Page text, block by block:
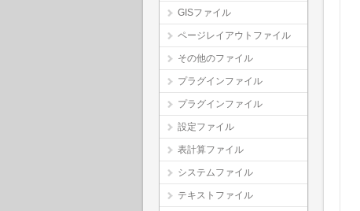
GISファイル
ページレイアウトファイル
その他のファイル
プラグインファイル
プラグインファイル
設定ファイル
表計算ファイル
システムファイル
テキストファイル